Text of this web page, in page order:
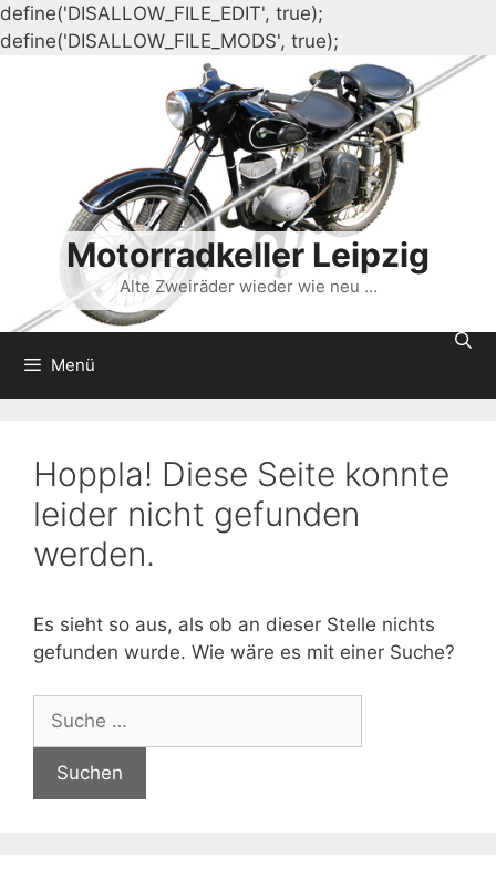
define('DISALLOW_FILE_EDIT', true);
define('DISALLOW_FILE_MODS', true);
Inhalt
springen
Motorradkeller Leipzig
Alte Zweiräder wieder wie neu …
Menü
Hoppla! Diese Seite konnte
leider nicht gefunden
werden.
Es sieht so aus, als ob an dieser Stelle nichts
gefunden wurde. Wie wäre es mit einer Suche?
nach: